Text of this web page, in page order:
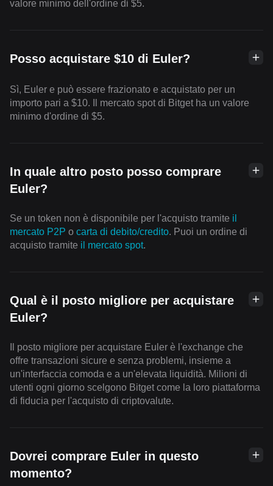
valore minimo dell'ordine di $5.
Posso acquistare $10 di Euler?
Sì, Euler e può essere frazionato e acquistato per un
importo pari a $10. Il mercato spot di Bitget ha un valore
minimo d'ordine di $5.
In quale altro posto posso comprare
Euler?
Se un token non è disponibile per l'acquisto tramite il
mercato P2P o carta di debito/credito. Puoi un ordine di
acquisto tramite il mercato spot.
Qual è il posto migliore per acquistare
Euler?
Il posto migliore per acquistare Euler è l'exchange che
offre transazioni sicure e senza problemi, insieme a
un'interfaccia comoda e a un'elevata liquidità. Milioni di
utenti ogni giorno scelgono Bitget come la loro piattaforma
di fiducia per l'acquisto di criptovalute.
Dovrei comprare Euler in questo
momento?